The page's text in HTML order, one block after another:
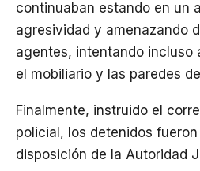
continuaban estando en un
agresividad y amenazando
agentes, intentando incluso
el mobiliario y las paredes
Finalmente, instruido el
policial, los detenidos
disposición de la Autoridad